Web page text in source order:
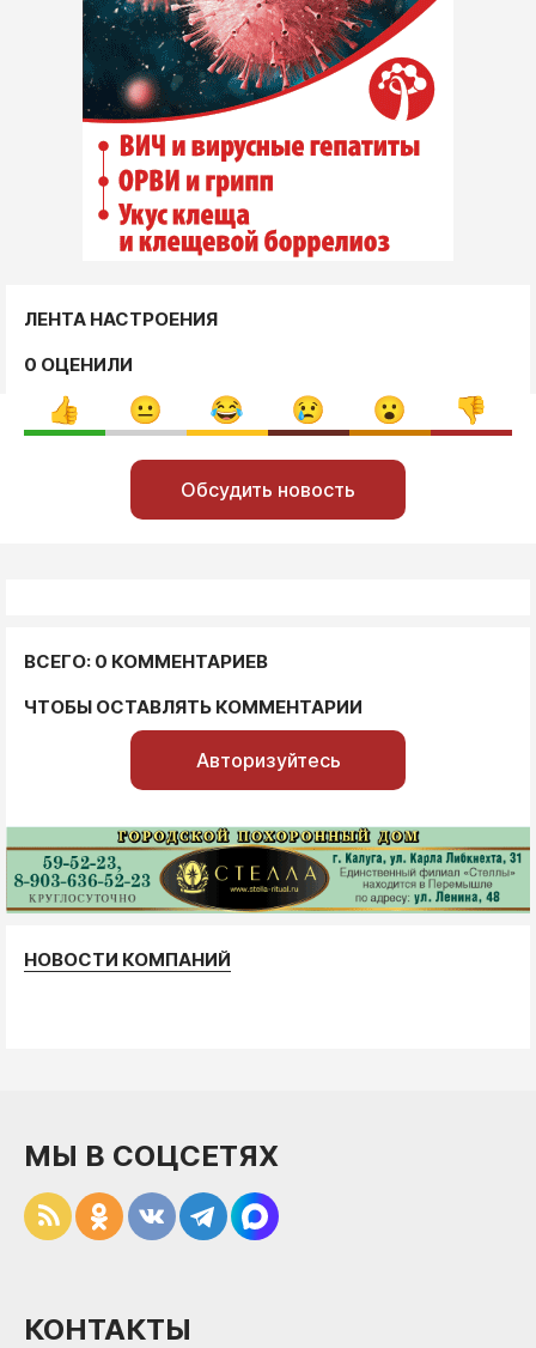
ЛЕНТА НАСТРОЕНИЯ
0 ОЦЕНИЛИ
Обсудить новость
ВСЕГО: 0 КОММЕНТАРИЕВ
ЧТОБЫ ОСТАВЛЯТЬ КОММЕНТАРИИ
Авторизуйтесь
НОВОСТИ КОМПАНИЙ
МЫ В СОЦСЕТЯХ
КОНТАКТЫ